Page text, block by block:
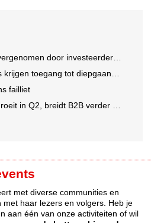
door investeerder Apollo
tot diepgaandere informatie over goede doelen
failliet
breidt B2B verder uit en innoveert met AI
met diverse communities en
haar lezers en volgers. Heb je
aan één van onze activiteiten of wil